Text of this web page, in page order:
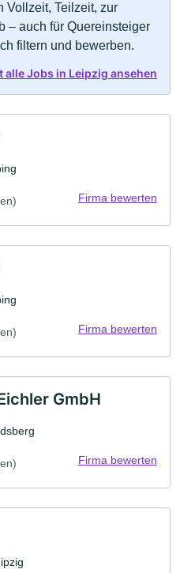
Vollzeit, Teilzeit, zur
– auch für Quereinsteiger
filtern und bewerben.
alle Jobs in Leipzig ansehen
Firma bewerten
Firma bewerten
GmbH
Firma bewerten